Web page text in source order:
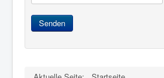
Senden